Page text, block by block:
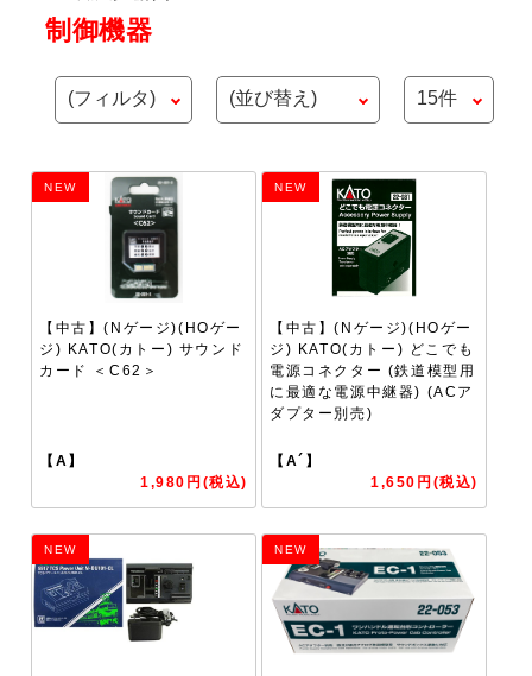
制御機器
NEW
【中古】(Nゲージ)(HOゲー
ジ) KATO(カトー) サウンド
カード ＜C62＞
【A】
1,980円(税込)
NEW
【中古】(Nゲージ)(HOゲー
ジ) KATO(カトー) どこでも
電源コネクター (鉄道模型用
に最適な電源中継器) (ACア
ダプター別売)
【A´】
1,650円(税込)
NEW NEW